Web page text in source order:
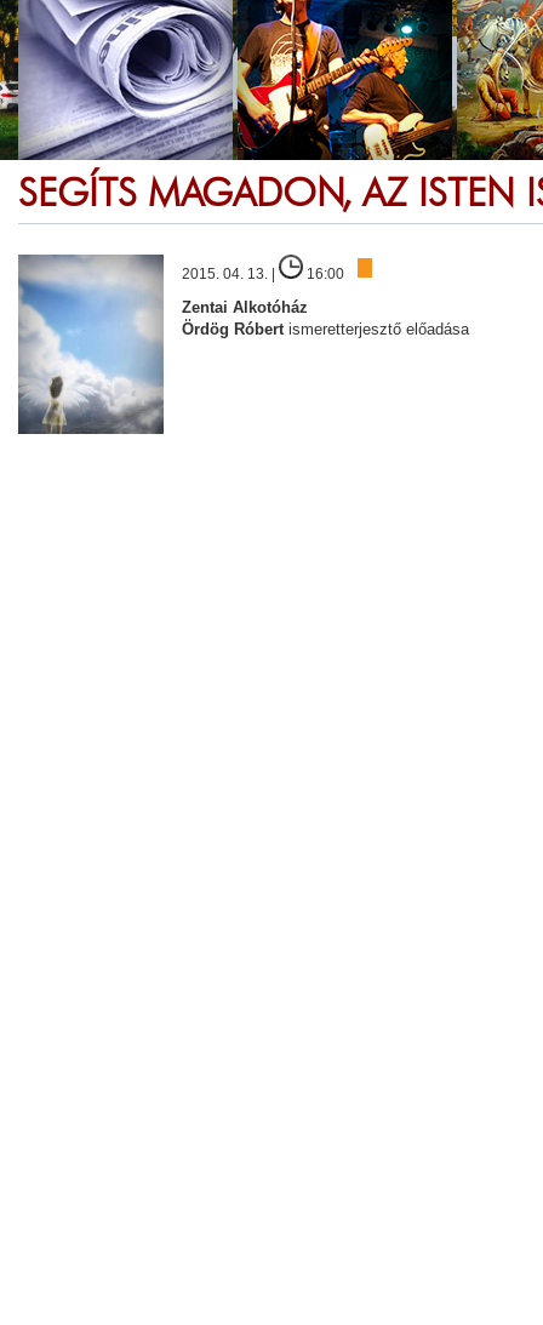
SEGÍTS MAGADON, AZ ISTEN
2015. 04. 13. | 16:00
Zentai Alkotóház
Ördög Róbertismeretterjesztő előadása